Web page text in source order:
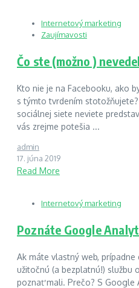
Internetový marketing
Zaujímavosti
Čo ste (možno )
Kto nie je na Facebooku, ako
s týmto tvrdením
sociálnej siete neviete
vás zrejme potešia ...
admin
17. júna 2019
Read More
Internetový marketing
Poznáte Google
Ak máte vlastný web,
užitočnú (a bezplatnú!) službu
poznať mali. Prečo? S Google